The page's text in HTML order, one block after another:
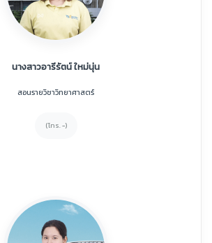
นางสาวอารีรัตน์ ใหม่นุ่น
สอนรายวิชาวิทยาศาสตร์
(โทร. -)